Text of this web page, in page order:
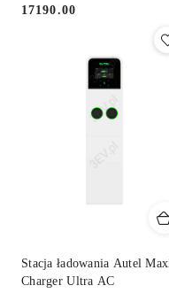
17190.00
Stacja ładowania Autel
Charger Ultra AC